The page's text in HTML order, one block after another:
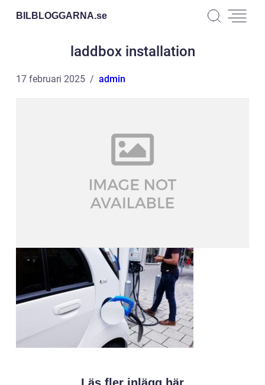
BILBLOGGARNA.se
laddbox installation
17 februari 2025 admin